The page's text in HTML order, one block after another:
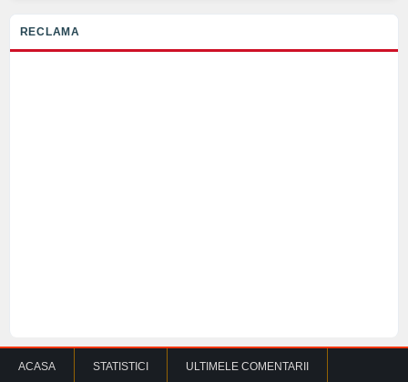
RECLAMA
ACASA STATISTICI ULTIMELE COMENTARII